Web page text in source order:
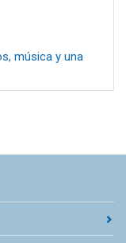
música y una